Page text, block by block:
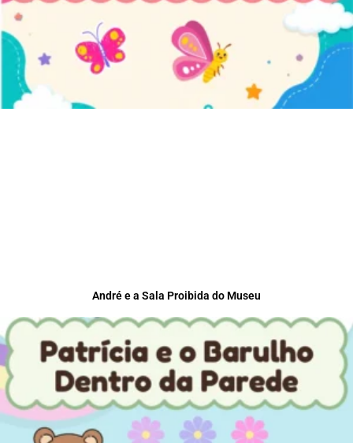
André e a Sala Proibida do Museu